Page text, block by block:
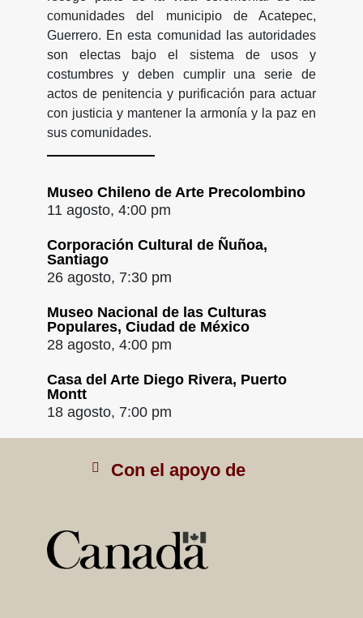
comunidades del municipio de Acatepec,
Guerrero. En esta comunidad las autoridades
son electas bajo el sistema de usos y
costumbres y deben cumplir una serie de
actos de penitencia y purificación para actuar
con justicia y mantener la armonía y la paz en
sus comunidades.
Museo Chileno de Arte Precolombino
11 agosto, 4:00 pm
Corporación Cultural de Ñuñoa,
Santiago
26 agosto, 7:30 pm
Museo Nacional de las Culturas
Populares, Ciudad de México
28 agosto, 4:00 pm
Casa del Arte Diego Rivera, Puerto
Montt
18 agosto, 7:00 pm
Con el apoyo de